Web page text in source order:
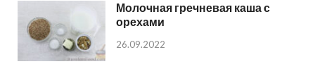
Молочная гречневая каша с
орехами
26.09.2022